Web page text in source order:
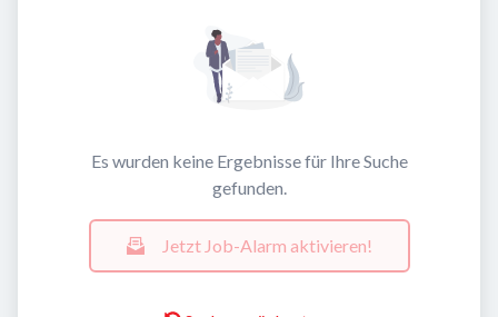
Es wurden keine Ergebnisse für Ihre Suche
gefunden.
Jetzt Job-Alarm aktivieren!